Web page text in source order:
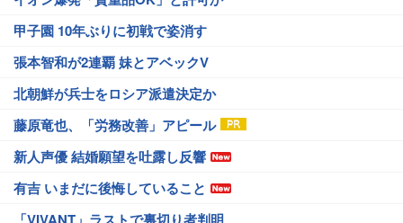
甲子園 10年ぶりに初戦で姿消す
張本智和が2連覇 妹とアベックV
北朝鮮が兵士をロシア派遣決定か
藤原竜也、「労務改善」アピール
新人声優 結婚願望を吐露し反響
有吉 いまだに後悔していること
「VIVANT」ラストで裏切り者判明